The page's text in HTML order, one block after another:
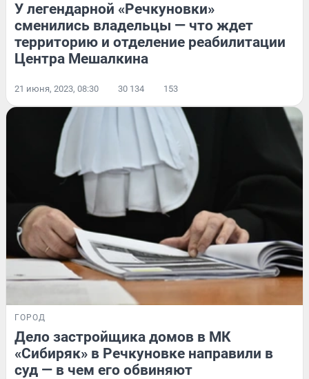
У легендарной «Речкуновки»
сменились владельцы — что ждет
территорию и отделение реабилитации
Центра Мешалкина
21 июня, 2023, 08:30 30 134 153
ГОРОД
Дело застройщика домов в МК
«Сибиряк» в Речкуновке направили в
суд — в чем его обвиняют